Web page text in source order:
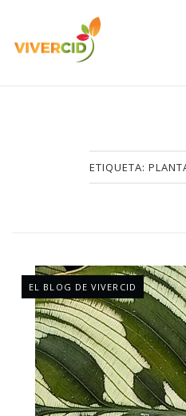
ETIQUETA:
EL BLOG DE VIVERCID